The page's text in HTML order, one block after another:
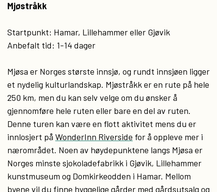
Mjøstråkk
Startpunkt: Hamar, Lillehammer eller Gjøvik
Anbefalt tid: 1-14 dager
Mjøsa er Norges største innsjø, og rundt innsjøen ligger
et nydelig kulturlandskap. Mjøstråkk er en rute på hele
250 km, men du kan selv velge om du ønsker å
gjennomføre hele ruten eller bare en del av ruten.
Denne turen kan være en flott aktivitet mens du er
innlosjert på WonderInn Riverside for å oppleve mer i
nærområdet. Noen av høydepunktene langs Mjøsa er
Norges minste sjokoladefabrikk i Gjøvik, Lillehammer
kunstmuseum og Domkirkeodden i Hamar. Mellom
byene vil du finne hyggelige gårder med gårdsutsalg og